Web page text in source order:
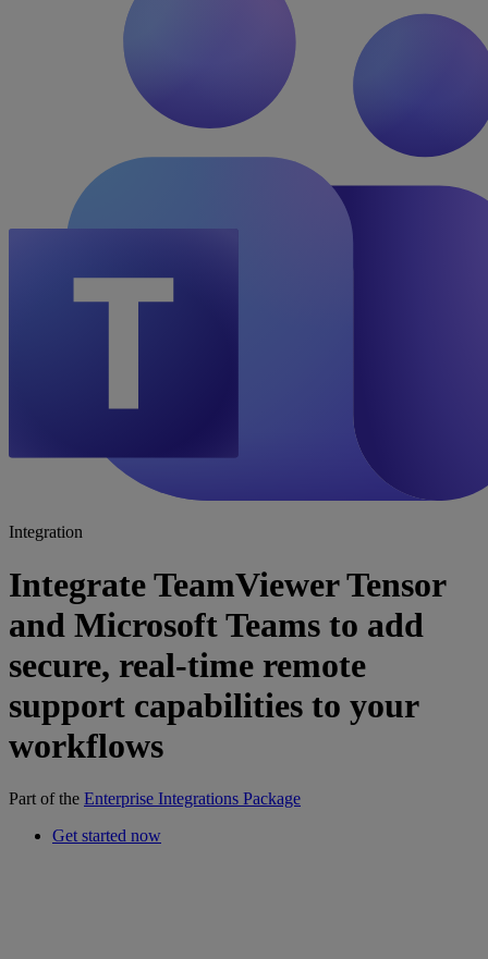
Integration
Integrate TeamViewer Tensor
and Microsoft Teams to add
secure, real-time remote
support capabilities to your
workflows
Part of the Enterprise Integrations Package
Get started now